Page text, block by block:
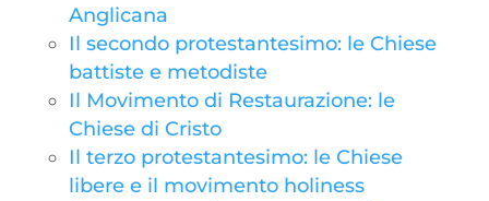
Anglicana
Il secondo protestantesimo: le Chiese
battiste e metodiste
Il Movimento di Restaurazione: le
Chiese di Cristo
Il terzo protestantesimo: le Chiese
libere e il movimento holiness